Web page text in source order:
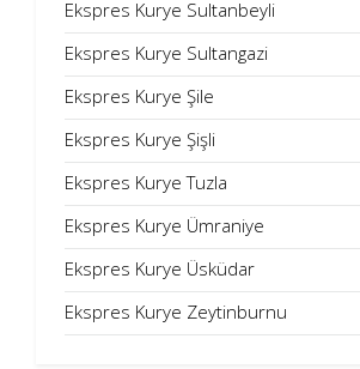
Ekspres Kurye Sultanbeyli
Ekspres Kurye Sultangazi
Ekspres Kurye Şile
Ekspres Kurye Şişli
Ekspres Kurye Tuzla
Ekspres Kurye Ümraniye
Ekspres Kurye Üsküdar
Ekspres Kurye Zeytinburnu